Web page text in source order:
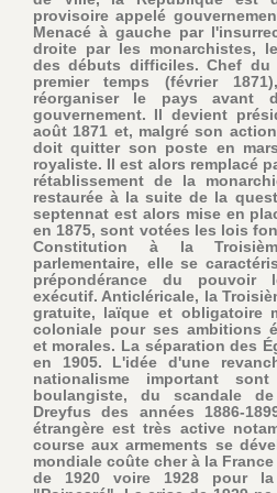
provisoire appelé
Menacé à gauche par
droite par les monarchistes,
des débuts difficiles. Chef
premier temps (février
réorganiser le pays avant
gouvernement. Il devient
août 1871 et, malgré son
doit quitter son poste en
royaliste. Il est alors remplacé
rétablissement de la
restaurée à la suite de la
septennat est alors mise en
en 1875, sont votées les lois
Constitution à la
parlementaire, elle se
prépondérance du
exécutif. Anticléricale, la
gratuite, laïque et obligatoire
coloniale pour ses ambitions
et morales. La séparation des
en 1905. L'idée d'une
nationalisme important
boulangiste, du scandale
Dreyfus des années 1886-
étrangère est très active
course aux armements se
mondiale coûte cher à la
de 1920 voire 1928 pour